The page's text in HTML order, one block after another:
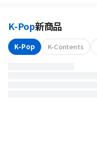
K-Pop新商品
K-Pop K-Contents